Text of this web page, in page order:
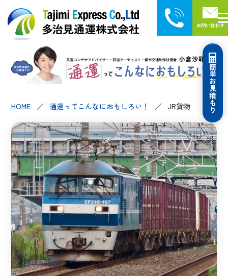
お問い合わせ
簡単お見積もり
HOME 通運ってこんなにおもしろい！ JR貨物